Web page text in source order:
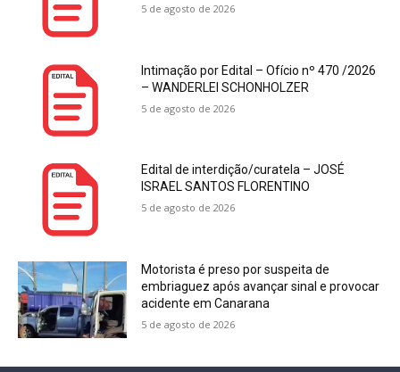
5 de agosto de 2026
Intimação por Edital – Ofício nº 470 /2026
– WANDERLEI SCHONHOLZER
5 de agosto de 2026
Edital de interdição/curatela – JOSÉ
ISRAEL SANTOS FLORENTINO
5 de agosto de 2026
Motorista é preso por suspeita de
embriaguez após avançar sinal e provocar
acidente em Canarana
5 de agosto de 2026